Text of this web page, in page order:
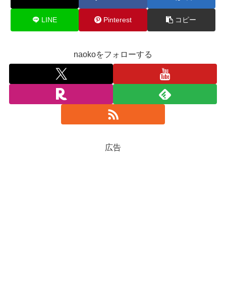
LINE Pinterest コピー
naokoをフォローする
広告